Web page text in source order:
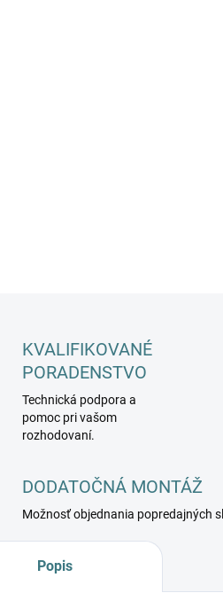
KVALIFIKOVANÉ
PORADENSTVO
Technická podpora a
pomoc pri vašom
rozhodovaní.
DODATOČNÁ MONTÁŽ
Možnosť objednania popredajných
Popis